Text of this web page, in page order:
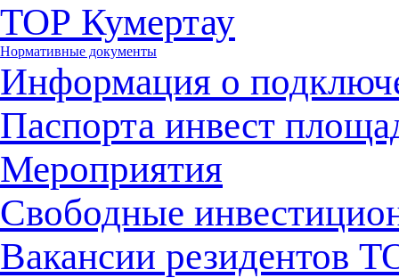
ТОР Кумертау
Нормативные документы
Информация о
Паспорта инвест
Мероприятия
Свободные
Вакансии резидентов